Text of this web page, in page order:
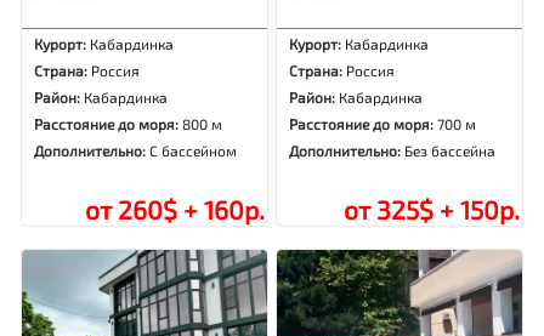
Курорт: Кабардинка
Страна: Россия
Район: Кабардинка
Расстояние до моря:800 м
Дополнительно:С бассейном
от 260$ + 160р.
Курорт: Кабардинка
Страна: Россия
Район: Кабардинка
Расстояние до моря:700 м
Дополнительно: Без бассейна
от 325$ + 150р.